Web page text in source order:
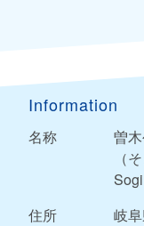
Information
名称
曽
（
住所
岐